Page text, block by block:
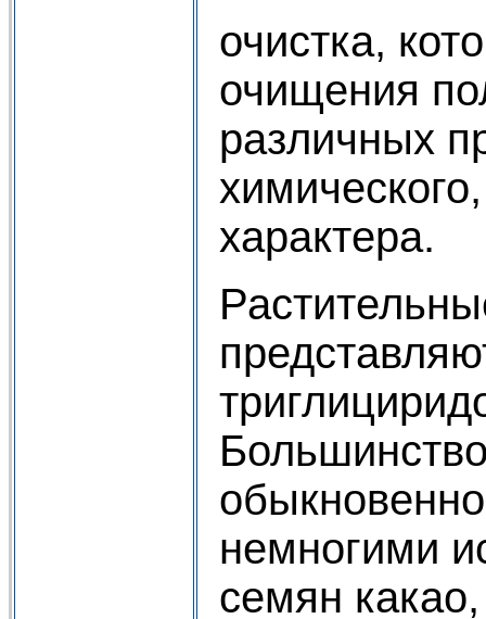
очистка,
очищения
различных
характера.
немногими
семян